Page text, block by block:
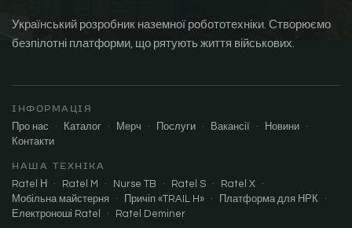
Український розробник наземної робототехніки. Створюємо
безпілотні платформи, що рятують життя військових.
ІНФОРМАЦІЯ
Про нас · Каталог · Мерч · Послуги · Вакансії · Новини
·
Контакти
НАША ТЕХНІКА
Ratel Н · Ratel M · Nurse TB · Ratel S · Ratel X
·
Мобільна майстерня
· Причіп «TRAIL H» · Платформа для НРК
·
Електроноші Ratel
· Ratel Deminer